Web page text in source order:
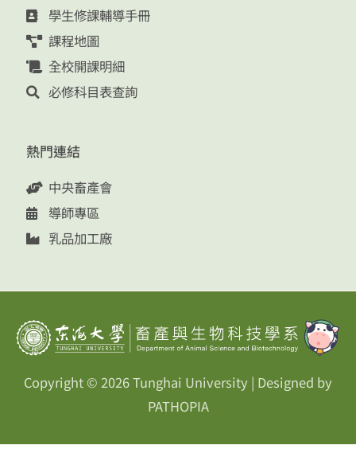
學生修課輔導手冊
課程地圖
全校開課明細
必修科目表查詢
熱門連結
中央畜產會
導師專區
乳品加工廠
Copyright © 2026Tunghai University | Designed by
PATHOPIA